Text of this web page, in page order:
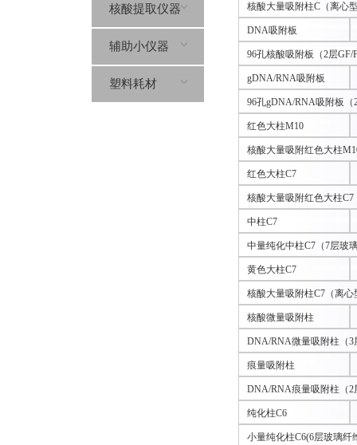
核酸提取仪器
辅助小仪器
塑料耗材
核酸大量吸附柱C（离心
DNA吸附板
96孔核酸吸附板（2层
gDNA/RNA吸附板
96孔gDNA/RNA吸附板
红色大柱M10
核酸大量吸附红色大柱
红色大柱C7
核酸大量吸附红色大柱C7
中柱C7
中量纯化中柱C7（7层玻
黄色大柱C7
核酸大量吸附柱C7（离
核酸微量吸附柱
DNA/RNA微量吸附柱（3
痕量吸附柱
DNA/RNA痕量吸附柱（2
纯化柱C6
小量纯化柱C6(6层玻璃纤